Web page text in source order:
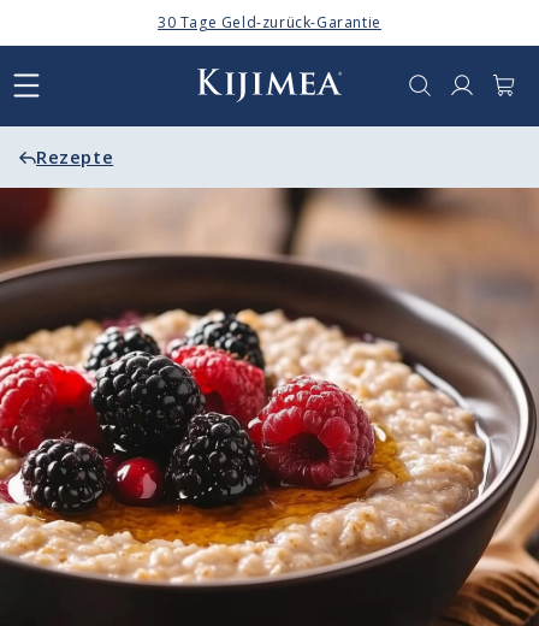
Inhalt
30 Tage Geld-zurück-Garantie
Anmelden
Rezepte